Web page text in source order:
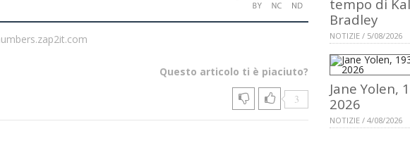
Questo articolo ti è piaciuto?
3
tempo di
Bradley
NOTIZIE / 5/08/2026
Jane Yolen,
2026
NOTIZIE / 4/08/2026